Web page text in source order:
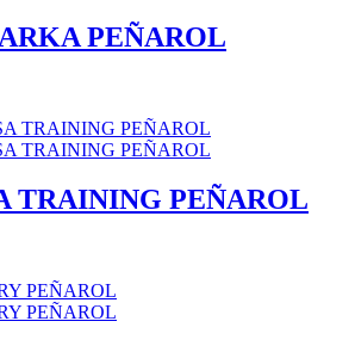
PEÑAROL
TRAINING PEÑAROL